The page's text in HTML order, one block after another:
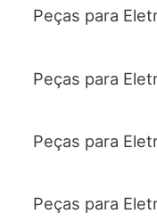
Peças para
Peças para
Peças para
Peças para